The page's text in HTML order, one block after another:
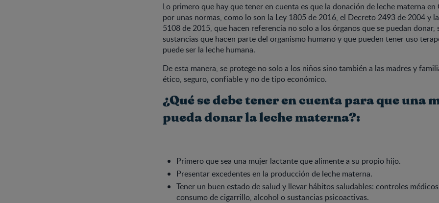
Lo primero que hay que tener en cuenta es que la donación de leche materna en
por unas normas, como lo son la Ley 1805 de 2016, el Decreto 2493 de 2004 y
5108 de 2015, que hacen referencia no solo a los órganos que se puedan donar,
sustancias que hacen parte del organismo humano y que pueden tener uso
puede ser la leche humana.
De esta manera, se protege no solo a los niños sino también a las madres y
ético, seguro, confiable y no de tipo económico.
¿Qué se debe tener en cuenta para que una
pueda donar la leche materna?:
Primero que sea una mujer lactante que alimente a su propio hijo.
Presentar excedentes en la producción de leche materna.
Tener un buen estado de salud y llevar hábitos saludables: controles
consumo de cigarrillo, alcohol o sustancias psicoactivas.